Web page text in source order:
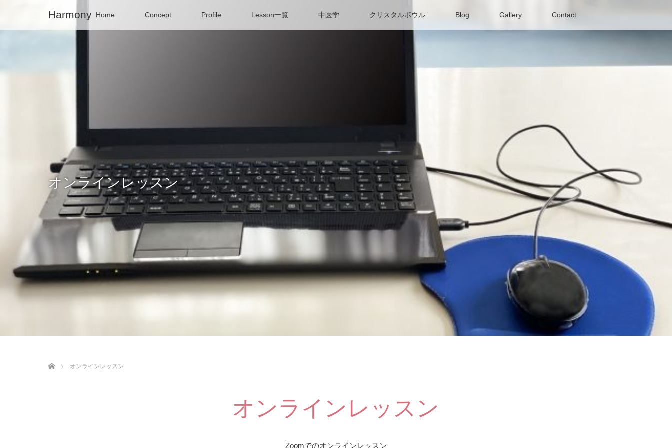
Harmony Home Concept Profile Lesson一覧 中医学 クリスタルボウル Blog Gallery Contact
オンラインレッスン
オンラインレッスン
オンラインレッスン
Zoomでのオンラインレッスン